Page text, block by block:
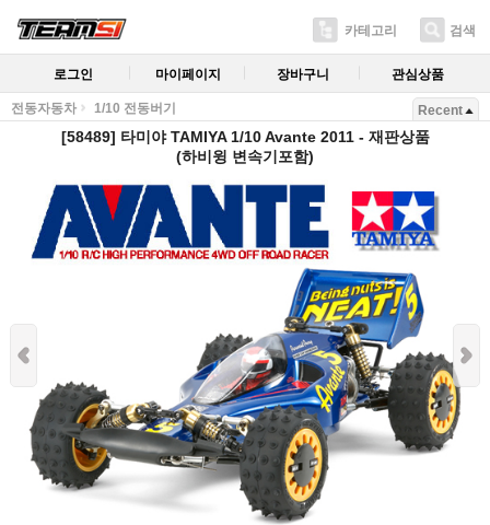
카테고리 검색
로그인 마이페이지 장바구니 관심상품
전동자동차 1/10 전동버기 Recent
[58489] 타미야 TAMIYA 1/10 Avante 2011 - 재판상품
(하비윙 변속기포함)